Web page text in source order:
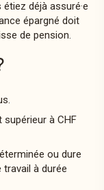
déjà assuré·e
épargné doit
de pension.
supérieur à CHF
ou dure
à durée